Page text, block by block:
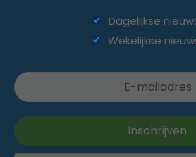
Dagelijkse
Wekelijkse